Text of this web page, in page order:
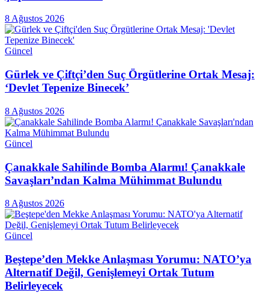
8 Ağustos 2026
Güncel
Gürlek ve Çiftçi’den Suç Örgütlerine Ortak Mesaj:
‘Devlet Tepenize Binecek’
8 Ağustos 2026
Güncel
Çanakkale Sahilinde Bomba Alarmı! Çanakkale
Savaşları’ndan Kalma Mühimmat Bulundu
8 Ağustos 2026
Güncel
Beştepe’den Mekke Anlaşması Yorumu: NATO’ya
Alternatif Değil, Genişlemeyi Ortak Tutum
Belirleyecek